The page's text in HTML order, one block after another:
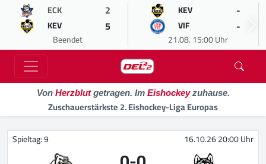
ECK 2
KEV 5
Beendet
KEV -
VIF -
21.08. 15:00 Uhr
Von Herzblutgetragen. Im Eishockeyzuhause.
Zuschauerstärkste 2. Eishockey-Liga Europas
Spieltag: 9 16.10.26 20:00 Uhr